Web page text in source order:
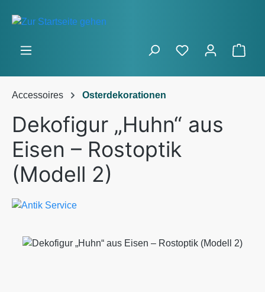
Zum Hauptinhalt springen
Accessoires Osterdekorationen
Dekofigur „Huhn“ aus
Eisen – Rostoptik
(Modell 2)
Bildergalerie überspringen